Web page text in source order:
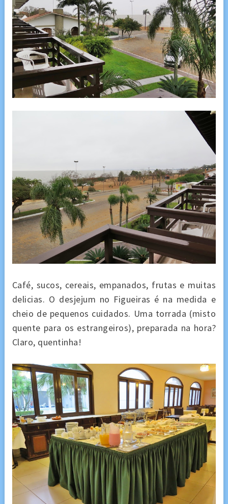
Café, sucos, cereais, empanados, frutas e muitas
delicias. O desjejum no Figueiras é na medida e
cheio de pequenos cuidados. Uma torrada (misto
quente para os estrangeiros), preparada na hora?
Claro, quentinha!